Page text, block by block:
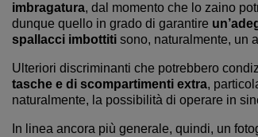
imbragatura, dal momento che lo zaino
dunque quello in grado di garantire
spallacci imbottiti sono, naturalmente, un
Ulteriori discriminanti che potrebbero
tasche e di scompartimenti extra,
naturalmente, la possibilità di operare in
In linea ancora più generale, quindi, un